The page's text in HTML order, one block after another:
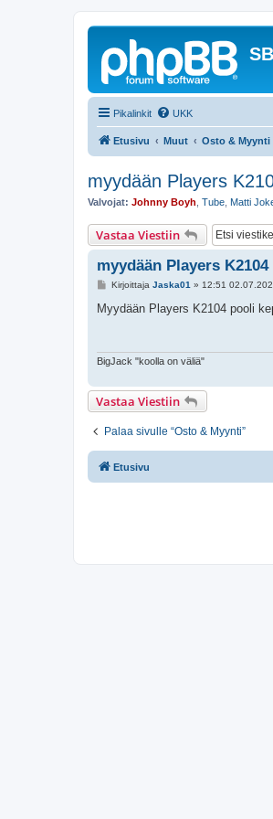
Pikalinkit UKK
Etusivu Muut Osto & Myynti
myydään Players
Valvojat: Johnny Boyh Tube Matti
Vastaa Viestiin
myydään Players
V
e
s
Kirjoittaja Jaska01 » 12:51
Myydään Players K2104 pooli
BigJack "koolla on väliä"
Vastaa Viestiin
Palaa sivulle “Osto & Myynti”
Etusivu